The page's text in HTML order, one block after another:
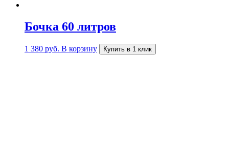
Бочка 60 литров
1 380 руб. В корзину Купить в 1 клик